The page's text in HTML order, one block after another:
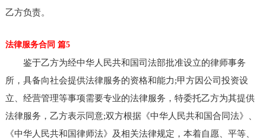
乙方负责。
法律服务合同 篇5
鉴于乙方为经中华人民共和国司法部批准设立的律师事务
所，具备向社会提供法律服务的资格和能力;甲方因公司投资设
立、经营管理等事项需要专业的法律服务，特委托乙方为其提供
法律服务，乙方表示同意;双方根据《中华人民共和国合同法》、
《中华人民共和国律师法》及相关法律规定，本着自愿、平等、